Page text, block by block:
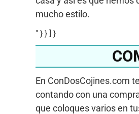
mucho estilo.
" } } ] }
En ConDosCojines.com
contando con una
que coloques varios en